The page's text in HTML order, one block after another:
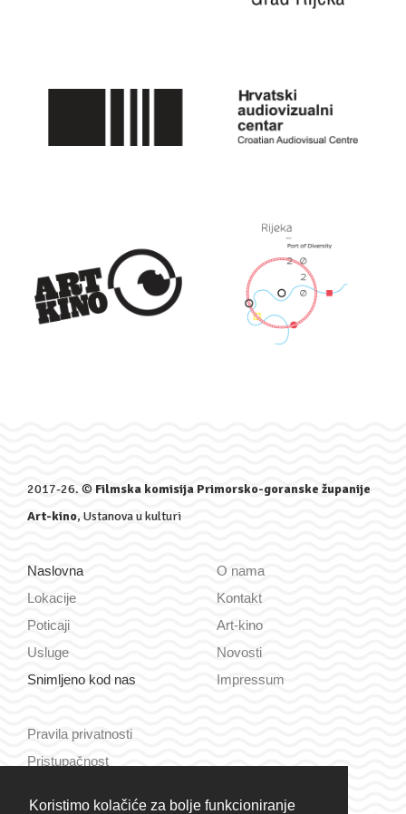
Koristimo kolačiće za bolje funkcioniranje
2017-26. © Filmska komisija Primorsko-goranske županije
Art-kino, Ustanova u kulturi
Naslovna
Lokacije
Poticaji
Usluge
Snimljeno kod nas
O nama
Kontakt
Art-kino
Novosti
Impressum
Pravila privatnosti
Pristupačnost